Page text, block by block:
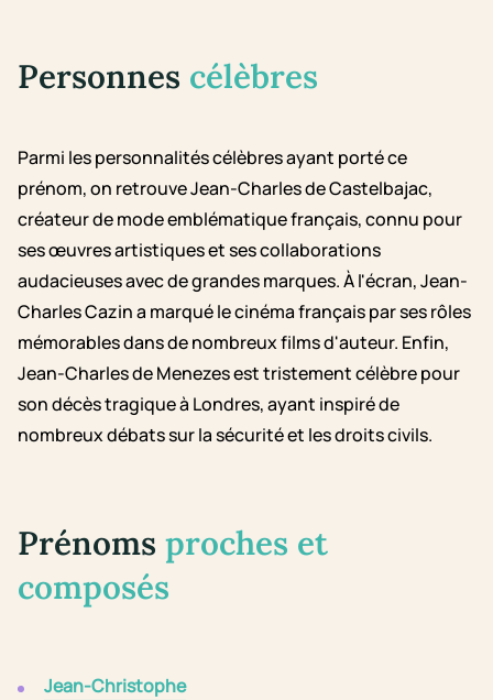
Personnes célèbres
Parmi les personnalités célèbres ayant porté ce
prénom, on retrouve Jean-Charles de Castelbajac,
créateur de mode emblématique français, connu pour
ses œuvres artistiques et ses collaborations
audacieuses avec de grandes marques. À l'écran, Jean-
Charles Cazin a marqué le cinéma français par ses rôles
mémorables dans de nombreux films d'auteur. Enfin,
Jean-Charles de Menezes est tristement célèbre pour
son décès tragique à Londres, ayant inspiré de
nombreux débats sur la sécurité et les droits civils.
Prénoms proches et
composés
Jean-Christophe